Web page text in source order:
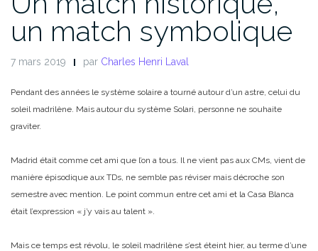
un match symbolique
7 mars 2019 par Charles Henri Laval
Pendant des années le système solaire a tourné autour d’un astre, celui du
soleil madrilène. Mais autour du système Solari, personne ne souhaite
graviter.
Madrid était comme cet ami que l’on a tous. Il ne vient pas aux CMs, vient de
manière épisodique aux TDs, ne semble pas réviser mais décroche son
semestre avec mention. Le point commun entre cet ami et la Casa Blanca
était l’expression « j’y vais au talent ».
Mais ce temps est révolu, le soleil madrilène s’est éteint hier, au terme d’une